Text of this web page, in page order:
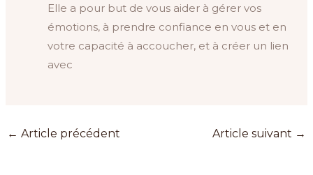
Elle a pour but de vous aider à gérer vos
émotions, à prendre confiance en vous et en
votre capacité à accoucher, et à créer un lien
avec
← Article précédent Article suivant →